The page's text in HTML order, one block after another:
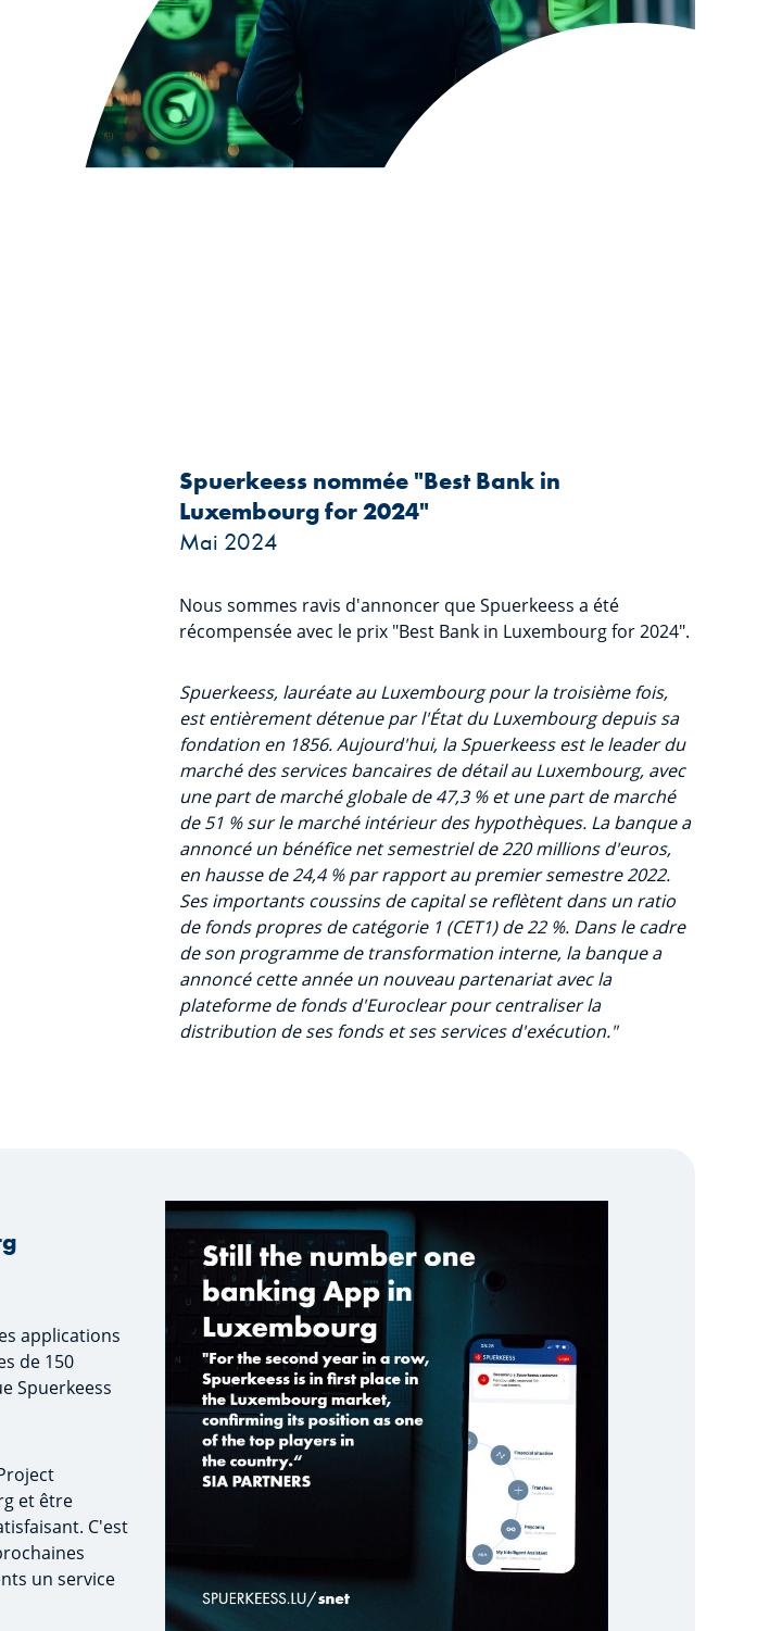
Spuerkeess nommée "Best Bank in
Luxembourg for 2024"
Mai 2024
Nous sommes ravis d'annoncer que Spuerkeess a été
récompensée avec le prix "Best Bank in Luxembourg for 2024".
Spuerkeess, lauréate au Luxembourg pour la troisième fois,
est entièrement détenue par l'État du Luxembourg depuis sa
fondation en 1856. Aujourd'hui, la Spuerkeess est le leader du
marché des services bancaires de détail au Luxembourg, avec
une part de marché globale de 47,3 % et une part de marché
de 51 % sur le marché intérieur des hypothèques. La banque a
annoncé un bénéfice net semestriel de 220 millions d'euros,
en hausse de 24,4 % par rapport au premier semestre 2022.
Ses importants coussins de capital se reflètent dans un ratio
de fonds propres de catégorie 1 (CET1) de 22 %. Dans le cadre
de son programme de transformation interne, la banque a
annoncé cette année un nouveau partenariat avec la
plateforme de fonds d'Euroclear pour centraliser la
distribution de ses fonds et ses services d'exécution."
applications
de 150
Spuerkeess
et être
C'est
un service